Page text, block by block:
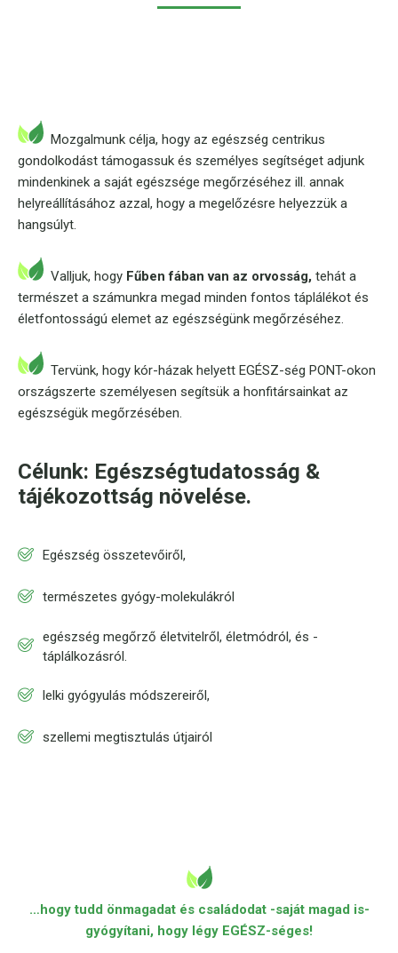
Mozgalmunk célja, hogy az egészség centrikus
gondolkodást támogassuk és személyes segítséget adjunk
mindenkinek a saját egészsége megőrzéséhez ill. annak
helyreállításához azzal, hogy a megelőzésre helyezzük a
hangsúlyt.
Valljuk, hogy Fűben fában van az orvosság, tehát a
természet a számunkra megad minden fontos táplálékot és
életfontosságú elemet az egészségünk megőrzéséhez.
Tervünk, hogy kór-házak helyett EGÉSZ-ség PONT-okon
országszerte személyesen segítsük a honfitársainkat az
egészségük megőrzésében.
Célunk: Egészségtudatosság &
tájékozottság növelése.
Egészség összetevőiről,
természetes gyógy-molekulákról
egészség megőrző életvitelről, életmódról, és -
táplálkozásról.
lelki gyógyulás módszereiről,
szellemi megtisztulás útjairól
…hogy tudd önmagadat és családodat -saját magad is-
gyógyítani, hogy légy EGÉSZ-séges!